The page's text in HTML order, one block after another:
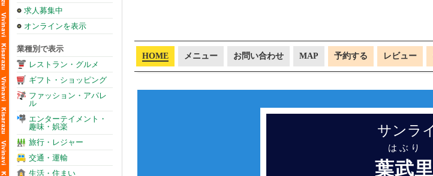
求人募集中
オンラインを表示
業種別で表示
レストラン・グルメ
ギフト・ショッピング
ファッション・アパレ
ル
エンターテイメント・
趣味・娯楽
旅行・レジャー
交通・運輸
生活・住まい
HOME メニュー お問い合わせ MAP 予約する レビュー
サンラ
葉武里